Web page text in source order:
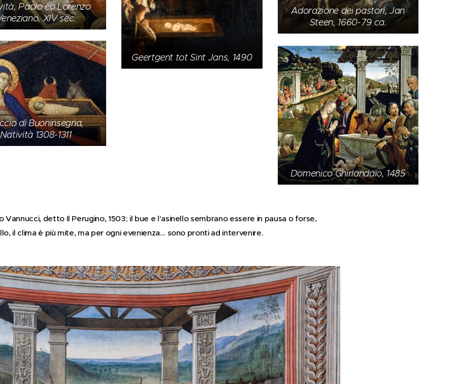
Geertgent tot Sint Jans, 1490
Adorazione dei pastori, Jan
Steen, 1660-79 ca.
Paolo eo Lorenzo
XIV sec.
di Buoninsegna,
Natività 1308-1311
Domenico Ghirlandaio, 1485
detto Il Perugino, 1503; il bue e l'asinello sembrano essere in pausa o forse,
il clima è più mite, ma per ogni evenienza... sono pronti ad intervenire.